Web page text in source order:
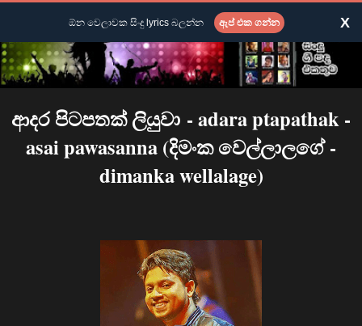
ආදර පිටපතක් ලියුවා - adara ptapathak -
asai pawasanna (දිමංක වෙල්ලාලගේ -
dimanka wellalage)
ඕන වෙලාවක සිංදු lyrics බලන්න ඇප් එක ගන්න X